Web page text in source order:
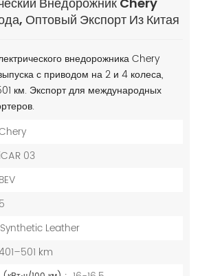
Оптовый Экспорт Из Китая
внедорожника Chery
с приводом на 2 и 4 колеса,
км. Экспорт для международных
iCAR 03
BEV
5
Synthetic Leather
km